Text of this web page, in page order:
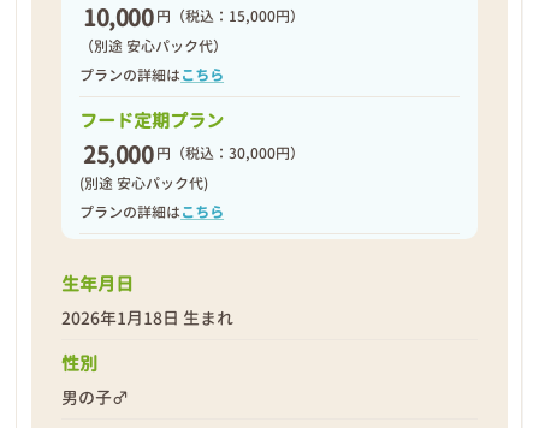
10,000 円 （税込：15,000円）
（別途 安心パック代）
プランの詳細はこちら
フード定期プラン
25,000 円 （税込：30,000円）
(別途 安心パック代)
プランの詳細はこちら
生年月日
2026年1月18日 生まれ
性別
男の子♂